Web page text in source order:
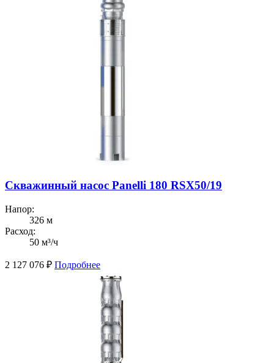
Скважинный насос Panelli 180 RSX50/19
Напор:
326 м
Расход:
50 м³/ч
2 127 076 ₽ Подробнее